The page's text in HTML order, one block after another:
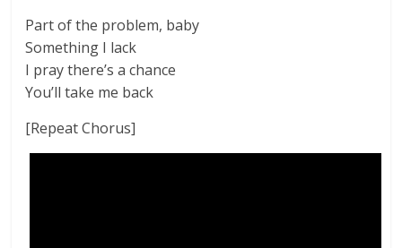
Part of the problem, baby
Something I lack
I pray there’s a chance
You’ll take me back
[Repeat Chorus]